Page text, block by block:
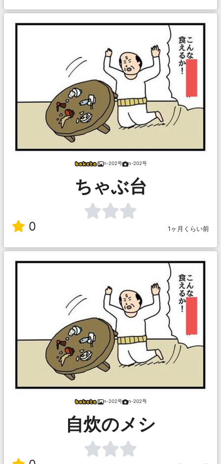
n-202号 n-202号
ちゃぶ台
0 1ヶ月くらい前
n-202号 n-202号
自炊のメシ